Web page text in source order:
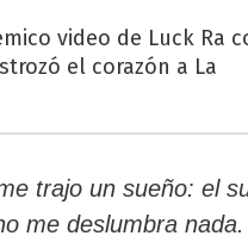
video de Luck Ra
el corazón a La
trajo un sueño: el
me deslumbra